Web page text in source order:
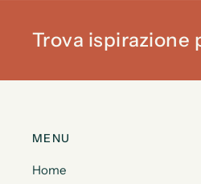
Trova ispirazione
MENU
Home